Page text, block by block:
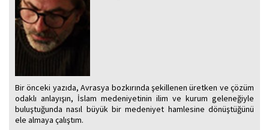
Bir önceki yazıda, Avrasya bozkırında şekillenen üretken ve çözüm
odaklı anlayışın, İslam medeniyetinin ilim ve kurum geleneğiyle
buluştuğunda nasıl büyük bir medeniyet hamlesine dönüştüğünü
ele almaya çalıştım.